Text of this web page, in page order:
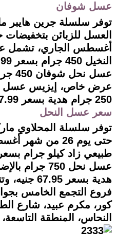
عسل شوفان
توفر سلسلة جرين هايبر
أغسطس الجاري، تشمل
250 جرام هدية بسعر 67.99 جنيه.
سعر عسل النحل
توفر سلسلة المحلاوي
حتى يوم 26 من
هدية بسعر
فروع التجمع الخامس
كور، مكرم عبيد، شارع
النحاس، المنطقة